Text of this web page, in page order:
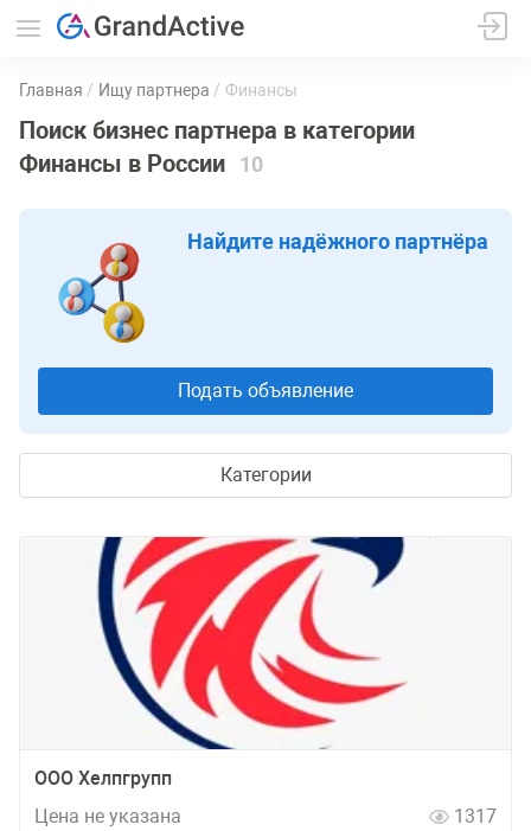
Главная Ищу партнера Финансы
Поиск бизнес партнера в категории
Финансы в России
10
Найдите надёжного партнёра
Подать объявление
Категории
ООО Хелпгрупп
Цена не указана
1317